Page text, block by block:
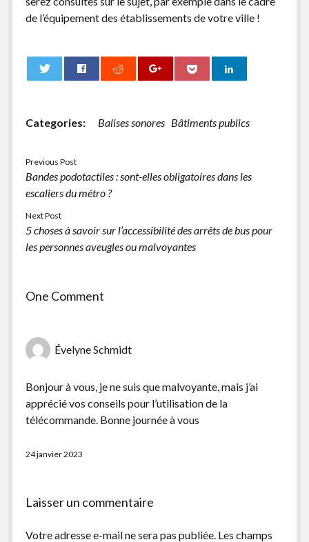
de l’équipement des établissements de votre ville !
Categories: Balises sonores Bâtiments publics
Previous Post
Bandes podotactiles : sont-elles obligatoires dans les
escaliers du métro ?
Next Post
5 choses à savoir sur l’accessibilité des arrêts de bus pour
les personnes aveugles ou malvoyantes
One Comment
Évelyne Schmidt
Bonjour à vous, je ne suis que malvoyante, mais j’ai
apprécié vos conseils pour l’utilisation de la
télécommande. Bonne journée à vous
24 janvier 2023
Laisser un commentaire
Votre adresse e-mail ne sera pas publiée. Les champs